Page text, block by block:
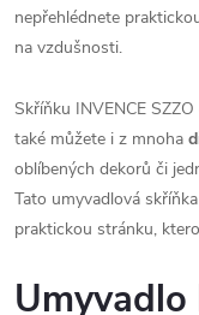
nepřehlédnete
na vzdušnosti.
Skříňku INVENCE
také můžete i z mnoha
oblíbených dekorů či
Tato umyvadlová
praktickou stránku,
Umyvadlo